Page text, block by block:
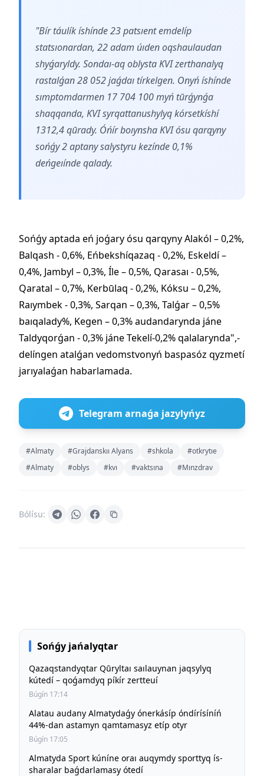
"Bír táulík íshínde 23 patsıent emdelíp
statsıonardan, 22 adam úıden oqshaulaudan
shyǵaryldy. Sondaı-aq oblysta KVI zerthanalyq
rastalǵan 28 052 jaǵdaı tírkelgen. Onyń íshínde
sımptomdarmen 17 704 100 myń tūrǵynǵa
shaqqanda, KVI syrqattanushylyq kórsetkíshí
1312,4 qūrady. Óńír boıynsha KVI ósu qarqyny
sońǵy 2 aptany salystyru kezínde 0,1%
deńgeıínde qalady.
Sońǵy aptada eń joǵary ósu qarqyny Alakól – 0,2%,
Balqash - 0,6%, Eńbekshíqazaq - 0,2%, Eskeldí –
0,4%, Jambyl – 0,3%, Íle – 0,5%, Qarasaı - 0,5%,
Qaratal – 0,7%, Kerbūlaq - 0,2%, Kóksu – 0,2%,
Raıymbek - 0,3%, Sarqan – 0,3%, Talǵar – 0,5%
baıqalady%, Kegen – 0,3% audandarynda jáne
Taldyqorǵan - 0,3% jáne Tekelí-0,2% qalalarynda",-
delíngen atalǵan vedomstvonyń baspasóz qyzmetí
jarıyalaǵan habarlamada.
Telegram arnaǵa jazylyńyz
#Almaty #Grajdanskıı Alyans #shkola
#otkrytıe
#Almaty
#oblys #kvı #vaktsına #Mınzdrav
Bólísu:
Sońǵy jańalyqtar
Qazaqstandyqtar Qūryltaı saılauynan jaqsylyq
kútedí – qoǵamdyq píkír zertteuí
Búgín 17:14
Alatau audany Almatydaǵy ónerkásíp óndírísíníń
44%-dan astamyn qamtamasyz etíp otyr
Búgín 17:05
Almatyda Sport kúníne oraı auqymdy sporttyq ís-
sharalar baǵdarlamasy ótedí